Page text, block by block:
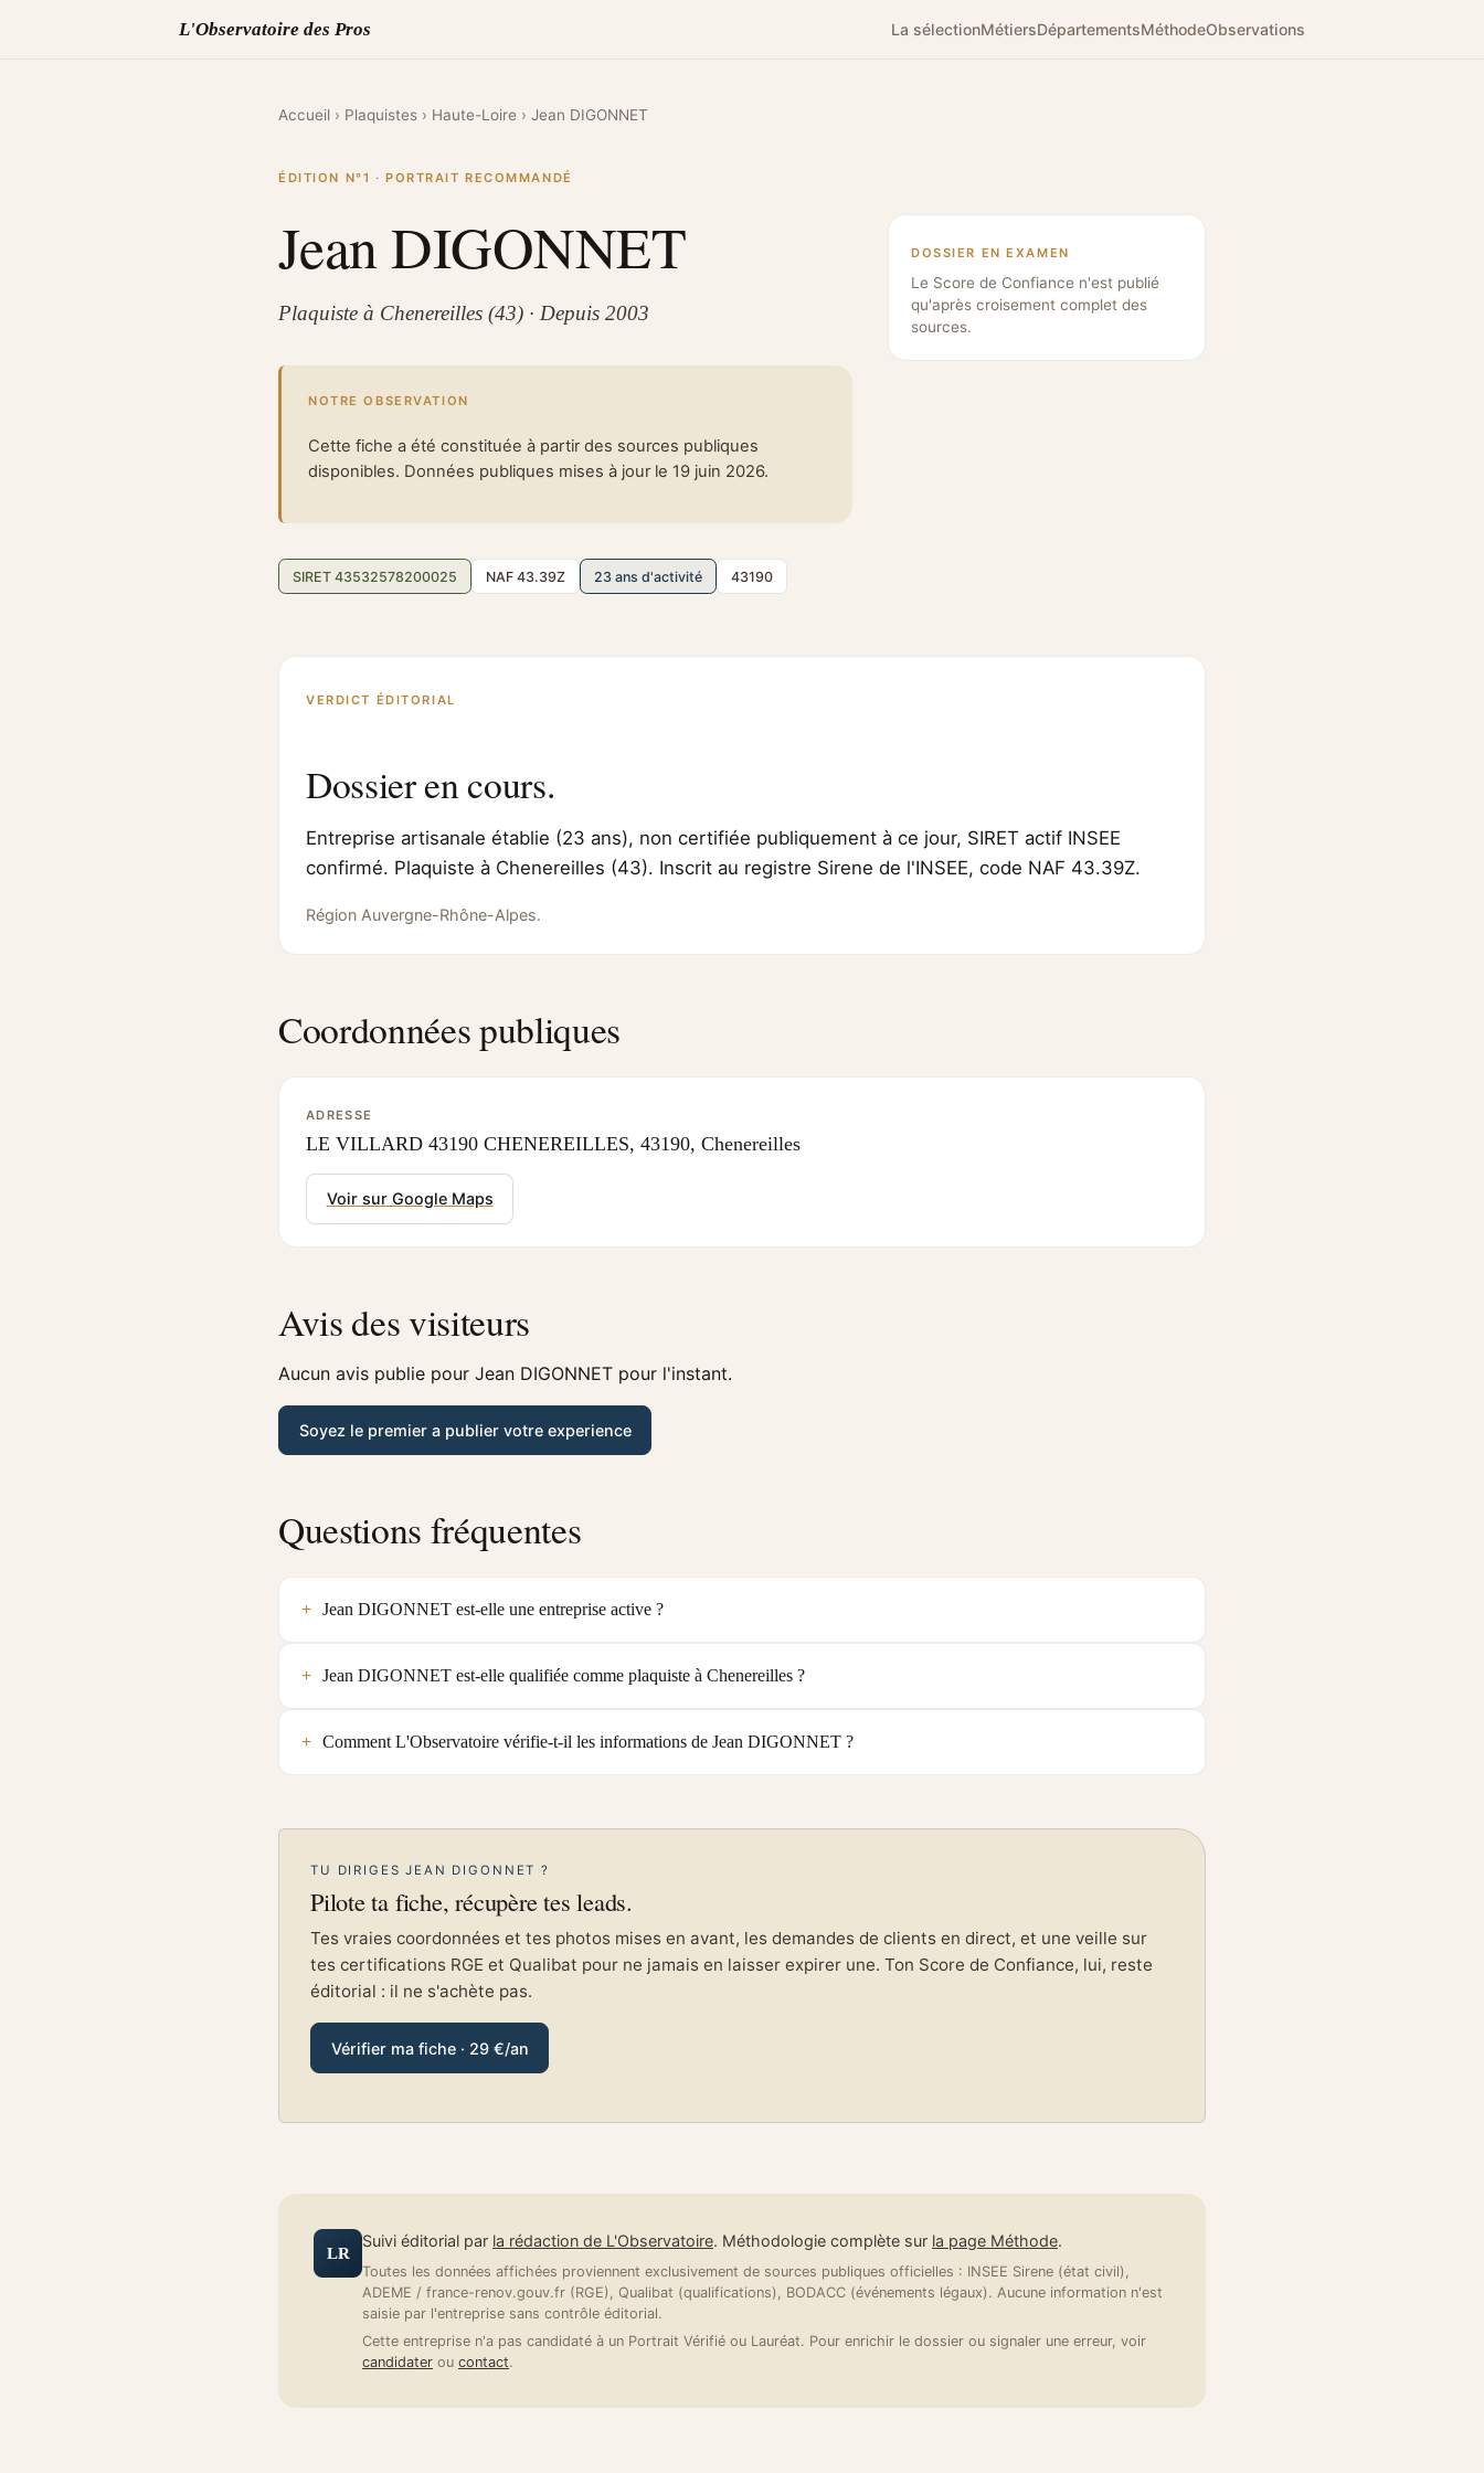
L'Observatoire des Pros La sélectionMétiersDépartementsMéthodeObservations
Accueil › Plaquistes › Haute-Loire › Jean DIGONNET
ÉDITION N°1 · PORTRAIT RECOMMANDÉ
Jean DIGONNET
Plaquiste à Chenereilles (43) · Depuis 2003
NOTRE OBSERVATION
Cette fiche a été constituée à partir des sources publiques
disponibles. Données publiques mises à jour le 19 juin 2026.
SIRET 43532578200025 NAF 43.39Z 23 ans d'activité 43190
DOSSIER EN EXAMEN
Le Score de Confiance n'est publié
qu'après croisement complet des
sources.
VERDICT ÉDITORIAL
Dossier en cours.
Entreprise artisanale établie (23 ans), non certifiée publiquement à ce jour, SIRET actif INSEE
confirmé. Plaquiste à Chenereilles (43). Inscrit au registre Sirene de l'INSEE, code NAF 43.39Z.
Région Auvergne-Rhône-Alpes.
Coordonnées publiques
ADRESSE
LE VILLARD 43190 CHENEREILLES, 43190, Chenereilles
Voir sur Google Maps
Avis des visiteurs
Aucun avis publie pour Jean DIGONNET pour l'instant.
Soyez le premier a publier votre experience
Questions fréquentes
Jean DIGONNET est-elle une entreprise active ?
Jean DIGONNET est-elle qualifiée comme plaquiste à Chenereilles ?
Comment L'Observatoire vérifie-t-il les informations de Jean DIGONNET ?
TU DIRIGES JEAN DIGONNET ?
Pilote ta fiche, récupère tes leads.
Tes vraies coordonnées et tes photos mises en avant, les demandes de clients en direct, et une veille sur
tes certifications RGE et Qualibat pour ne jamais en laisser expirer une. Ton Score de Confiance, lui, reste
éditorial : il ne s'achète pas.
Vérifier ma fiche · 29 €/an
LR
Suivi éditorial par la rédaction de L'Observatoire. Méthodologie complète sur la page Méthode.
Toutes les données affichées proviennent exclusivement de sources publiques officielles : INSEE Sirene (état civil),
ADEME / france-renov.gouv.fr (RGE), Qualibat (qualifications), BODACC (événements légaux). Aucune information n'est
saisie par l'entreprise sans contrôle éditorial.
Cette entreprise n'a pas candidaté à un Portrait Vérifié ou Lauréat. Pour enrichir le dossier ou signaler une erreur, voir
candidater ou contact.